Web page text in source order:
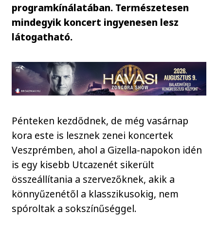
programkínálatában. Természetesen
mindegyik koncert ingyenesen lesz
látogatható.
Pénteken kezdődnek, de még vasárnap
kora este is lesznek zenei koncertek
Veszprémben, ahol a Gizella-napokon idén
is egy kisebb Utcazenét sikerült
összeállítania a szervezőknek, akik a
könnyűzenétől a klasszikusokig, nem
spóroltak a sokszínűséggel.